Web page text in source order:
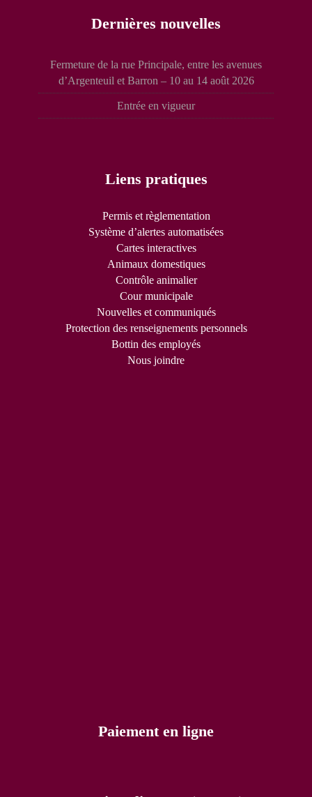
Dernières nouvelles
Fermeture de la rue Principale, entre les avenues
d’Argenteuil et Barron – 10 au 14 août 2026
Entrée en vigueur
Liens pratiques
Permis et règlementation
Système d’alertes automatisées
Cartes interactives
Animaux domestiques
Contrôle animalier
Cour municipale
Nouvelles et communiqués
Protection des renseignements personnels
Bottin des employés
Nous joindre
Paiement en ligne